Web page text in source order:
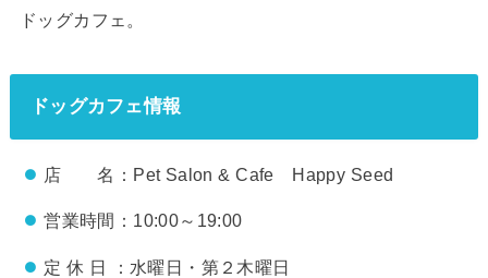
ドッグカフェ。
ドッグカフェ情報
店 名：Pet Salon & Cafe Happy Seed
営業時間：10:00～19:00
定 休 日 ：水曜日・第２木曜日